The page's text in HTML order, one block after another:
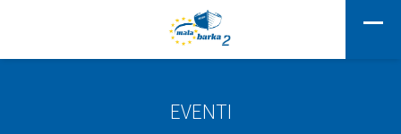
EVENTI